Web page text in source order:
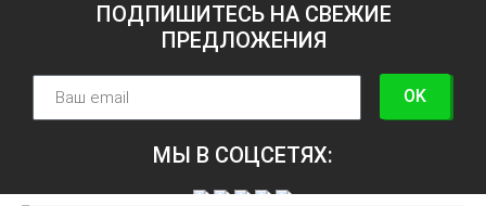
ПОДПИШИТЕСЬ НА СВЕЖИЕ
ПРЕДЛОЖЕНИЯ
OK
МЫ В СОЦСЕТЯХ: